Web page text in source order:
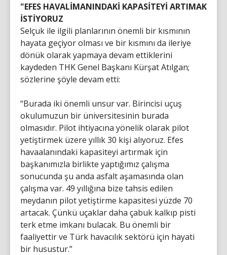
"EFES HAVALİMANINDAKİ KAPASİTEYİ ARTIMAK
İSTİYORUZ
Selçuk ile ilgili planlarının önemli bir kısmının
hayata geçiyor olması ve bir kısmını da ileriye
dönük olarak yapmaya devam ettiklerini
kaydeden THK Genel Başkanı Kürşat Atılgan;
sözlerine şöyle devam etti:
“Burada iki önemli unsur var. Birincisi uçuş
okulumuzun bir üniversitesinin burada
olmasıdır. Pilot ihtiyacına yönelik olarak pilot
yetiştirmek üzere yıllık 30 kişi alıyoruz. Efes
havaalanındaki kapasiteyi artırmak için
başkanımızla birlikte yaptığımız çalışma
sonucunda şu anda asfalt aşamasında olan
çalışma var. 49 yıllığına bize tahsis edilen
meydanın pilot yetiştirme kapasitesi yüzde 70
artacak. Çünkü uçaklar daha çabuk kalkıp pisti
terk etme imkanı bulacak. Bu önemli bir
faaliyettir ve Türk havacılık sektörü için hayati
bir husustur.”